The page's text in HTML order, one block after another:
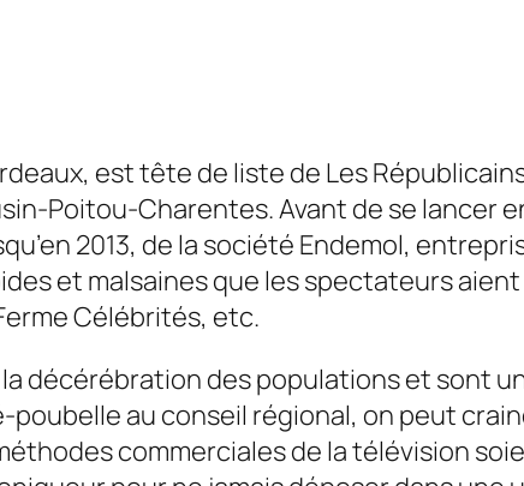
est tête de liste de Les
Poitou-Charentes. Avant de se lancer
2013, de la société Endemol,
et malsaines que les spectateurs
Célébrités, etc.
décérébration des populations et sont
au conseil régional, on peut
commerciales de la télévision